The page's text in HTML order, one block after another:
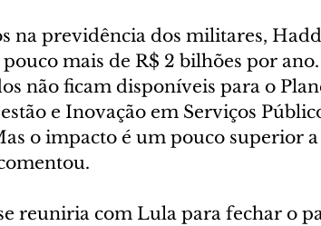
na previdência dos militares,
mais de R$ 2 bilhões por
não ficam disponíveis para o
e Inovação em Serviços
o impacto é um pouco superior a
reuniria com Lula para fechar o